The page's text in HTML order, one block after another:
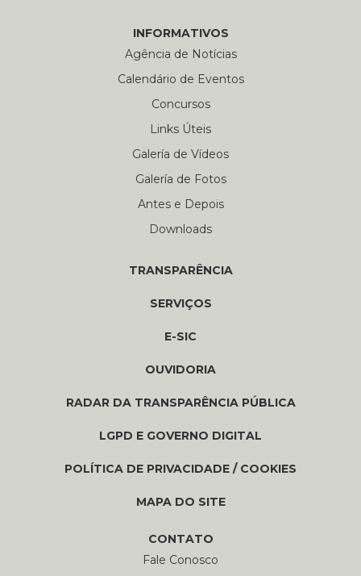
INFORMATIVOS
Agência de Notícias
Calendário de Eventos
Concursos
Links Úteis
Galería de Vídeos
Galería de Fotos
Antes e Depois
Downloads
TRANSPARÊNCIA
SERVIÇOS
E-SIC
OUVIDORIA
RADAR DA TRANSPARÊNCIA PÚBLICA
LGPD E GOVERNO DIGITAL
POLÍTICA DE PRIVACIDADE / COOKIES
MAPA DO SITE
CONTATO
Fale Conosco